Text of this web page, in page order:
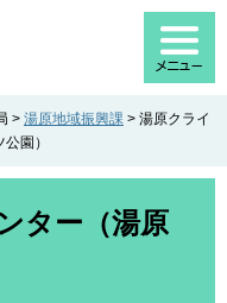
> 湯原地域振興課 > 湯原クライ
園）
ター（湯原